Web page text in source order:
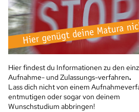
Hier findest du Informationen zu den
Aufnahme- und Zulassungs-verfahren.
Lass dich nicht von einem
entmutigen oder sogar von deinem
Wunschstudium abbringen!